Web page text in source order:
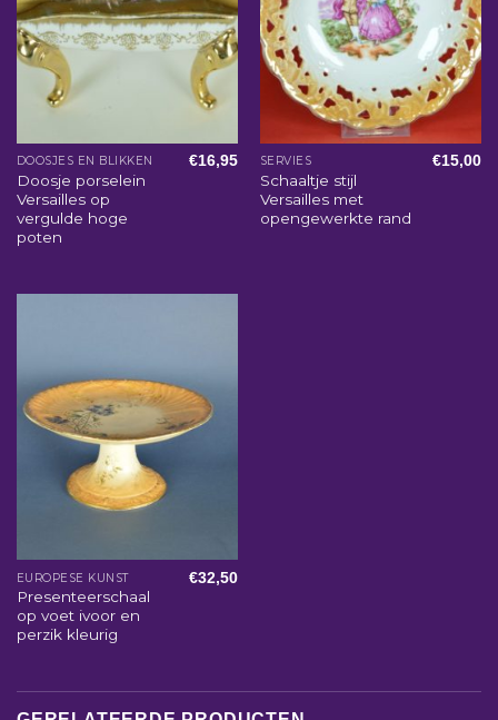
DOOSJES EN BLIKKEN
Doosje porselein
Versailles op
vergulde hoge
poten
€16,95 SERVIES
Schaaltje stijl
Versailles met
opengewerkte rand
€15,00
EUROPESE KUNST
Presenteerschaal
op voet ivoor en
perzik kleurig
€32,50